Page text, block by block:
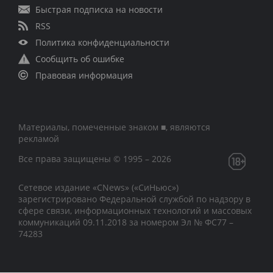
Быстрая подписка на новости
RSS
Политика конфиденциальности
Сообщить об ошибке
Правовая информация
Материалы, помеченные знаком ■, являются
рекламой
Все права защищены © 1995 – 2026
Сетевое издание «CNews» («СиНьюс»)
зарегистрировано Федеральной службой по надзору в
сфере связи, информационных технологий и массовых
коммуникаций 09.11.2018 за номером Эл № ФС77 –
74283